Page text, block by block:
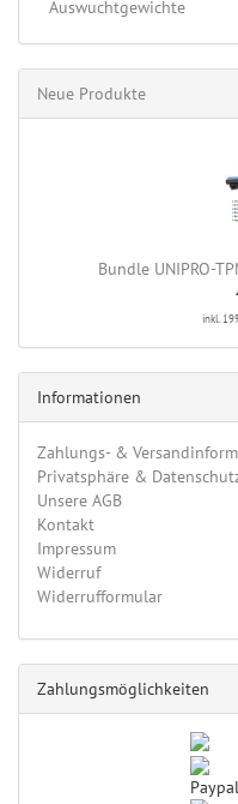
Auswuchtgewichte
Neue Produkte
Bundle UNIPRO-
inkl.
Informationen
Zahlungs- &
Privatsphäre &
Unsere AGB
Kontakt
Impressum
Widerruf
Widerrufformular
Zahlungsmöglichkeiten